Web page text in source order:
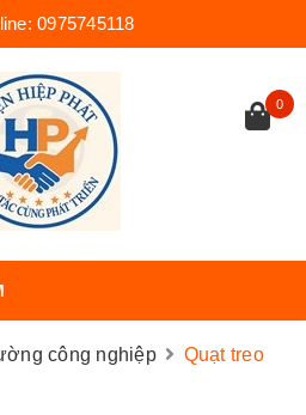
0975745118
0
công nghiệp
Quạt treo